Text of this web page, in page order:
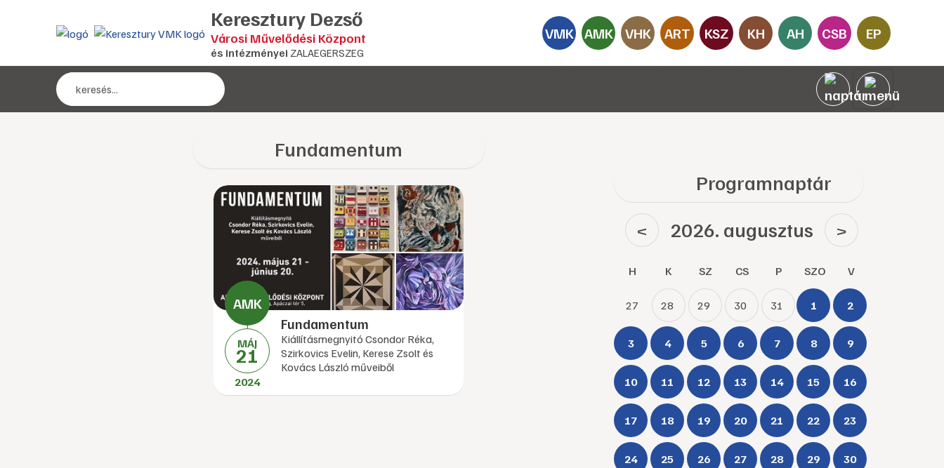
Keresztury Dezső
Városi Művelődési Központ
és intézményei ZALAEGERSZEG
VMK AMK VHK ART KSZ KH AH CSB EP
Fundamentum
MÁJ
21
2024
Fundamentum
Kiállításmegnyitó Csondor Réka,
Szirkovics Evelin, Kerese Zsolt és
Kovács László műveiből
Programnaptár
< 2026. augusztus >
H K SZ CS P SZO V
27 28 29 30 31 1 2
3 4 5 6 7 8 9
10 11 12 13 14 15 16
17 18 19 20 21 22 23
24 25 26 27 28 29 30